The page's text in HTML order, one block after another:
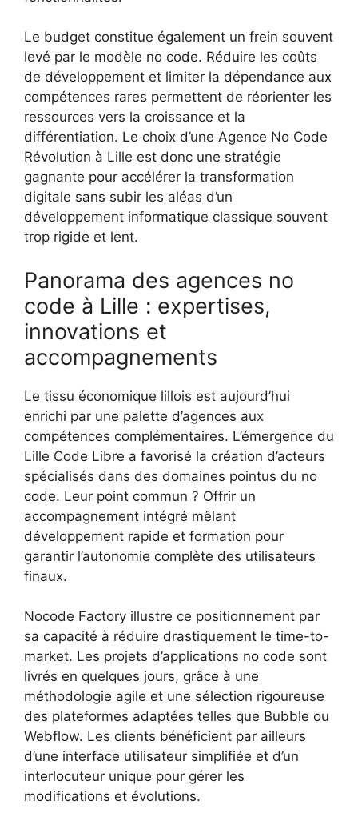
Le budget constitue également un frein souvent
levé par le modèle no code. Réduire les coûts
de développement et limiter la dépendance aux
compétences rares permettent de réorienter les
ressources vers la croissance et la
différentiation. Le choix d’une Agence No Code
Révolution à Lille est donc une stratégie
gagnante pour accélérer la transformation
digitale sans subir les aléas d’un
développement informatique classique souvent
trop rigide et lent.
Panorama des agences no
code à Lille : expertises,
innovations et
accompagnements
Le tissu économique lillois est aujourd’hui
enrichi par une palette d’agences aux
compétences complémentaires. L’émergence du
Lille Code Libre a favorisé la création d’acteurs
spécialisés dans des domaines pointus du no
code. Leur point commun ? Offrir un
accompagnement intégré mêlant
développement rapide et formation pour
garantir l’autonomie complète des utilisateurs
finaux.
Nocode Factory illustre ce positionnement par
sa capacité à réduire drastiquement le time-to-
market. Les projets d’applications no code sont
livrés en quelques jours, grâce à une
méthodologie agile et une sélection rigoureuse
des plateformes adaptées telles que Bubble ou
Webflow. Les clients bénéficient par ailleurs
d’une interface utilisateur simplifiée et d’un
interlocuteur unique pour gérer les
modifications et évolutions.